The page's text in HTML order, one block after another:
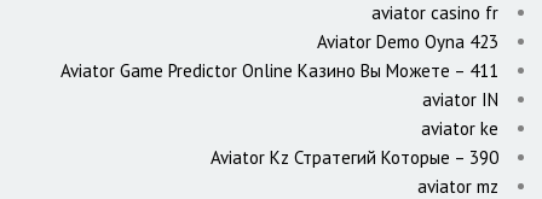
aviator casino fr
Aviator Demo Oyna 423
Aviator Game Predictor Online Казино Вы Можете – 411
aviator IN
aviator ke
Aviator Kz Стратегий Которые – 390
aviator mz